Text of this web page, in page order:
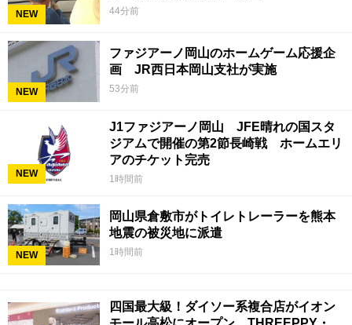
NEW 44分前
NEW
ファジアーノ岡山のホームゲーム応援企
画 JR西日本岡山支社が実施
53分前
NEW
J1ファジアーノ岡山 JFE晴れの国スタ
ジアムで開催の第2節長崎戦 ホームエリ
アのチケット完売
1時間前
NEW
岡山県倉敷市がトイレトレーラーを熊本
地震の被災地に派遣
1時間前
四国最大級！ダイソー系複合店がイオン